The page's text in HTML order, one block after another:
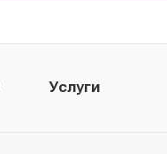
Услуги